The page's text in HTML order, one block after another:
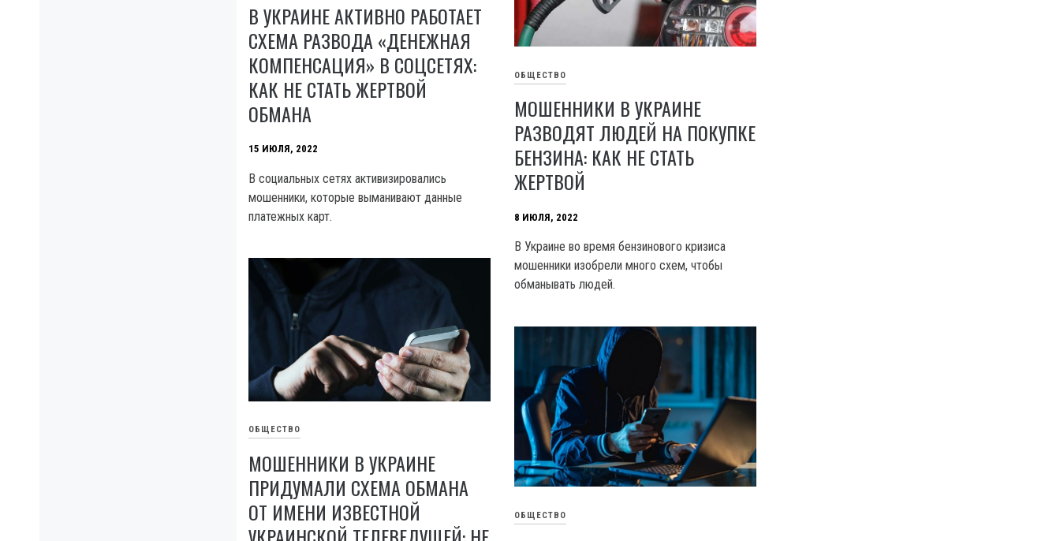
В УКРАИНЕ АКТИВНО РАБОТАЕТ
СХЕМА РАЗВОДА «ДЕНЕЖНАЯ
КОМПЕНСАЦИЯ» В СОЦСЕТЯХ:
КАК НЕ СТАТЬ ЖЕРТВОЙ
ОБМАНА
15 ИЮЛЯ, 2022
В социальных сетях активизировались
мошенники, которые выманивают данные
платежных карт.
ОБЩЕСТВО
МОШЕННИКИ В УКРАИНЕ
РАЗВОДЯТ ЛЮДЕЙ НА ПОКУПКЕ
БЕНЗИНА: КАК НЕ СТАТЬ
ЖЕРТВОЙ
8 ИЮЛЯ, 2022
В Украине во время бензинового кризиса
мошенники изобрели много схем, чтобы
обманывать людей.
ОБЩЕСТВО
МОШЕННИКИ В УКРАИНЕ
ПРИДУМАЛИ СХЕМА ОБМАНА
ОТ ИМЕНИ ИЗВЕСТНОЙ
ОБЩЕСТВО